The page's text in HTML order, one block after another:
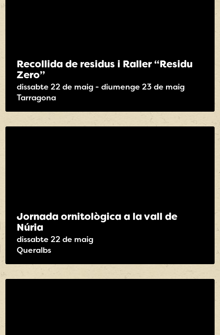
Recollida de residus i Raller “Residu
Zero”
dissabte 22 de maig - diumenge 23 de maig
Tarragona
Jornada ornitològica a la vall de
Núria
dissabte 22 de maig
Queralbs